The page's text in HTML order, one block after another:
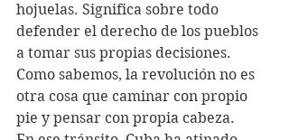
hojuelas. Significa sobre todo
defender el derecho de los pueblos
a tomar sus propias decisiones.
Como sabemos, la revolución no es
otra cosa que caminar con propio
pie y pensar con propia cabeza.